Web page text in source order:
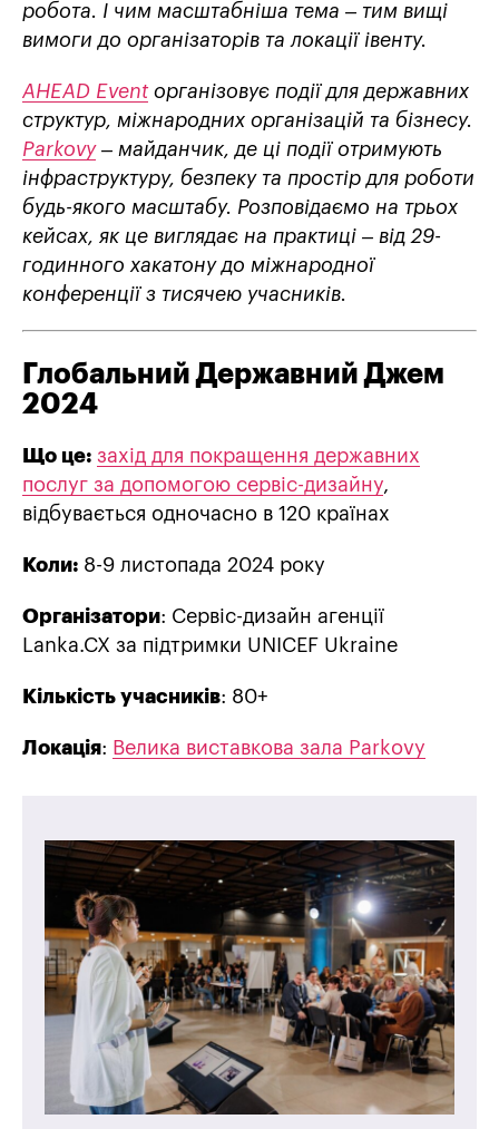
робота. І чим масштабніша тема – тим вищі
вимоги до організаторів та локації івенту.
AHEAD Eventорганізовує події для державних
структур, міжнародних організацій та бізнесу.
Parkovy– майданчик, де ці події отримують
інфраструктуру, безпеку та простір для роботи
будь-якого масштабу. Розповідаємо на трьох
кейсах, як це виглядає на практиці – від 29-
годинного хакатону до міжнародної
конференції з тисячею учасників.
Глобальний Державний Джем
2024
Що це: захід для покращення державних
послуг за допомогою сервіс-дизайну,
відбувається одночасно в 120 країнах
Коли: 8-9 листопада 2024 року
Організатори: Сервіс-дизайн агенції
Lanka.CX за підтримки UNICEF Ukraine
Кількість учасників: 80+
Локація: Велика виставкова зала Parkovy